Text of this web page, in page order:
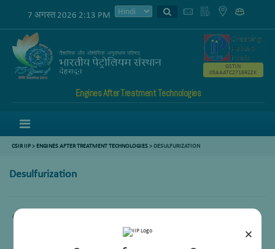
×
7 अगस्त 2026 2:13 PM
Engines After Treatment Technologies
GSTIN
05AAATC2716R2ZK
CSIR IIP> ENGINES AFTER TREATMENT TECHNOLOGIES> DESULFURIZATION
Desulfurization
Comming Soon.